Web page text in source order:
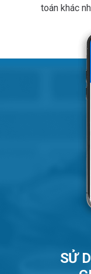
toán khác
SỬ